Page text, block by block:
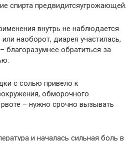
спирта предвидитсяугрожающей.
внутрь не наблюдается
наоборот, диарея участилась,
благоразумнее обратиться за
с солью привело к
обморочного
– нужно срочно вызывать
и началась сильная боль в